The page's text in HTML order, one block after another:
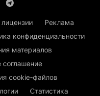
Реклама
конфиденциальности
материалов
соглашение
cookie-файлов
Статистика